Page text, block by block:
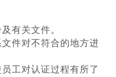
有关文件。
件对不符合的地方进
工对认证过程有所了